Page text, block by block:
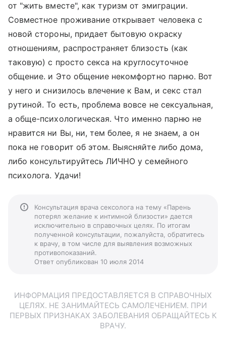
от "жить вместе", как туризм от эмиграции.
Совместное проживание открывает человека с
новой стороны, придает бытовую окраску
отношениям, распространяет близость (как
таковую) с просто секса на круглосуточное
общение. и Это общение некомфортно парню. Вот
у него и снизилось влечение к Вам, и секс стал
рутиной. То есть, проблема вовсе не сексуальная,
а обще-психологическая. Что именно парню не
нравится ни Вы, ни, тем более, я не знаем, а он
пока не говорит об этом. Выясняйте либо дома,
либо консультируйтесь ЛИЧНО у семейного
психолога. Удачи!
Консультация врача сексолога на тему «Парень
потерял желание к интимной близости» дается
исключительно в справочных целях. По итогам
полученной консультации, пожалуйста, обратитесь
к врачу, в том числе для выявления возможных
противопоказаний.
Ответ опубликован 10 июля 2014
ИНФОРМАЦИЯ ПРЕДОСТАВЛЯЕТСЯ В СПРАВОЧНЫХ
ЦЕЛЯХ. НЕ ЗАНИМАЙТЕСЬ САМОЛЕЧЕНИЕМ. ПРИ
ПЕРВЫХ ПРИЗНАКАХ ЗАБОЛЕВАНИЯ ОБРАЩАЙТЕСЬ К
ВРАЧУ.